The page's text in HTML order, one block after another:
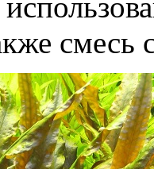
смесь